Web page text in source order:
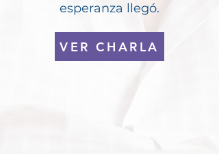
esperanza llegó.
VER CHARLA